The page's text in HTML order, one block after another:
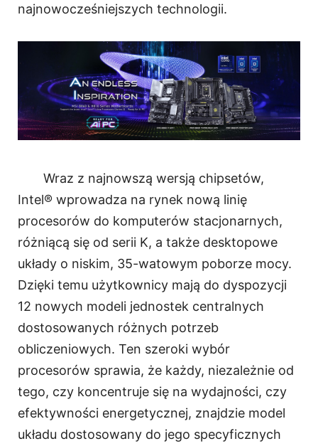
najnowocześniejszych technologii.
Wraz z najnowszą wersją chipsetów,
Intel® wprowadza na rynek nową linię
procesorów do komputerów stacjonarnych,
różniącą się od serii K, a także desktopowe
układy o niskim, 35-watowym poborze mocy.
Dzięki temu użytkownicy mają do dyspozycji
12 nowych modeli jednostek centralnych
dostosowanych różnych potrzeb
obliczeniowych. Ten szeroki wybór
procesorów sprawia, że każdy, niezależnie od
tego, czy koncentruje się na wydajności, czy
efektywności energetycznej, znajdzie model
układu dostosowany do jego specyficznych